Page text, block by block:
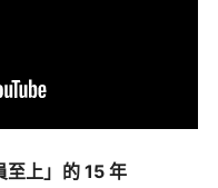
至上」的 15 年